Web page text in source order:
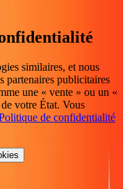
similaires, et nous
partenaires publicitaires
une « vente » ou un «
votre État. Vous
de confidentialité